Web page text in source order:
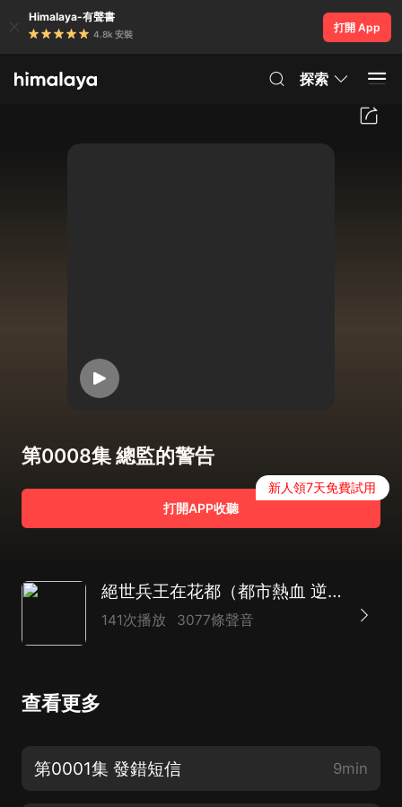
Himalaya-有聲書
4.8k 安裝
打開 App
探索
第0008集 總監的警告
打開APP收聽
新人領7天免費試用
絕世兵王在花都（都市熱血 逆襲爽文 軟飯流 虐渣）
141次播放 3077條聲音
查看更多
第0001集 發錯短信 9min